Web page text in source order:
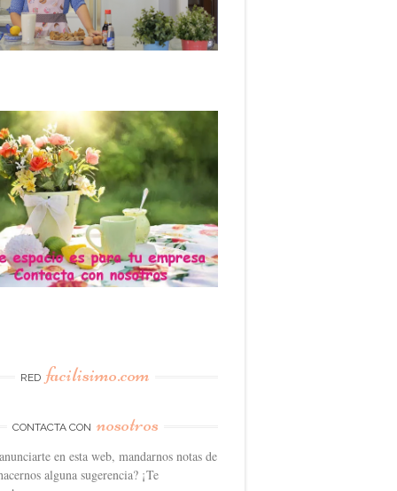
RED facilisimo.com
CONTACTA CON nosotros
en esta web, mandarnos notas de
alguna sugerencia? ¡Te